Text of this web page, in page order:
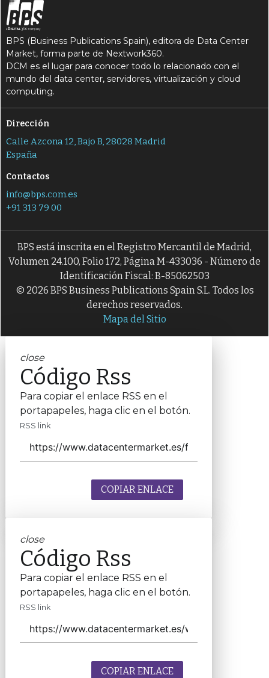
BPS (Business Publications Spain), editora de Data Center
Market, forma parte de Nextwork360.
DCM es el lugar para conocer todo lo relacionado con el
mundo del data center, servidores, virtualización y cloud
computing.
Dirección
Calle Azcona 12, Bajo B, 28028 Madrid
España
Contactos
info@bps.com.es
+91 313 79 00
BPS está inscrita en el Registro Mercantil de Madrid,
Volumen 24.100, Folio 172, Página M-433036 - Número de
Identificación Fiscal: B-85062503
© 2026 BPS Business Publications Spain S.L. Todos los
derechos reservados.
Mapa del Sitio
close
Código Rss
Para copiar el enlace RSS en el
portapapeles, haga clic en el botón.
RSS link
COPIAR ENLACE
close
Código Rss
Para copiar el enlace RSS en el
portapapeles, haga clic en el botón.
RSS link
COPIAR ENLACE